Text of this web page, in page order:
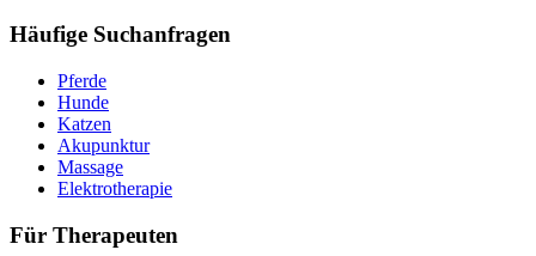
Häufige Suchanfragen
Pferde
Hunde
Katzen
Akupunktur
Massage
Elektrotherapie
Für Therapeuten